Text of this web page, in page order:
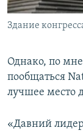
Здание
Однако, по
пообщаться
лучшее место
«Давний